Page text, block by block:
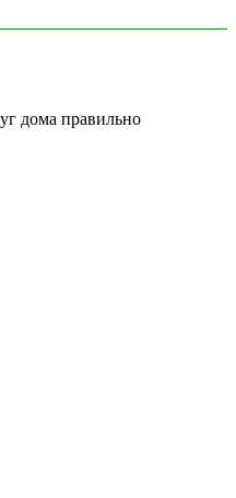
дома правильно